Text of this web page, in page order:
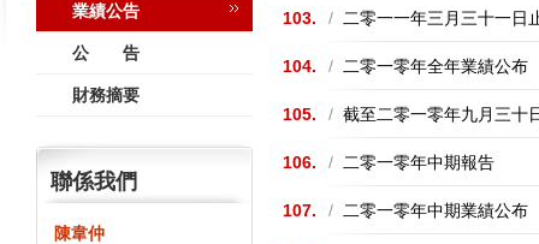
業績公告
公 告
財務摘要
聯係我們
陳韋仲
103. / 二零一一年三月三十一日
104. / 二零一零年全年業績公布
105. / 截至二零一零年九月三十
106. / 二零一零年中期報告
107. / 二零一零年中期業績公布